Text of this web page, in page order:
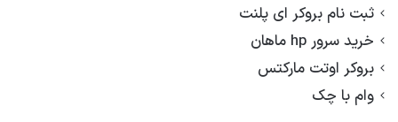
ثبت نام بروکر ای پلنت
خرید سرور hp ماهان
بروکر اوتت مارکتس
وام با چک